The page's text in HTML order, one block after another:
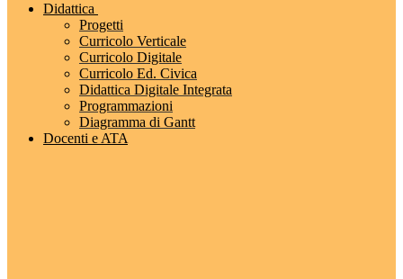
Didattica
Progetti
Curricolo Verticale
Curricolo Digitale
Curricolo Ed. Civica
Didattica Digitale Integrata
Programmazioni
Diagramma di Gantt
Docenti e ATA